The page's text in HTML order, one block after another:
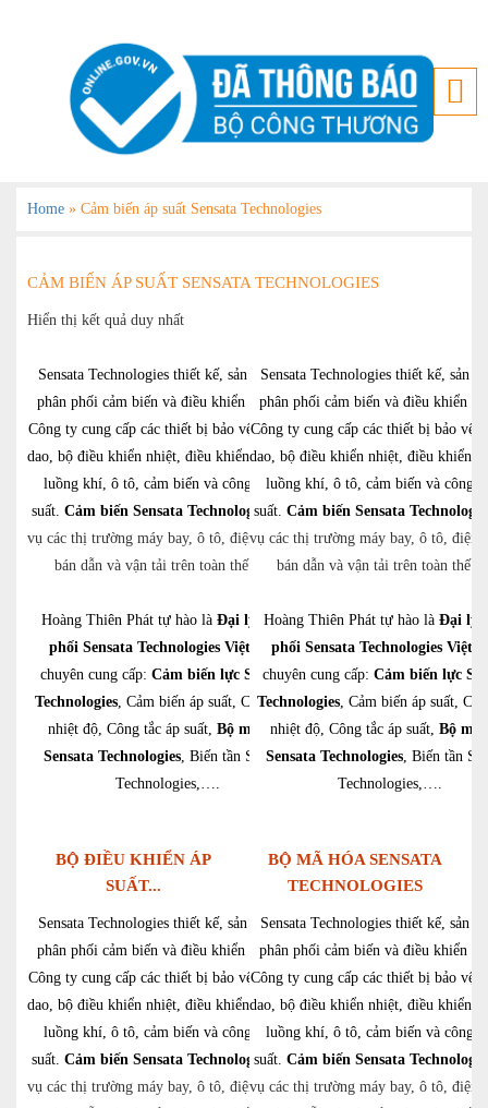
Home » Cảm biến áp suất Sensata Technologies
CẢM BIẾN ÁP SUẤT SENSATA TECHNOLOGIES
Hiển thị kết quả duy nhất
Sensata Technologies thiết kế, sản xuất và
phân phối cảm biến và điều khiển điện tử.
Công ty cung cấp các thiết bị bảo vệ pin, cầu
dao, bộ điều khiển nhiệt, điều khiển động cơ,
luồng khí, ô tô, cảm biến và công tắc áp
suất. Cảm biến Sensata Technologiesphục
vụ các thị trường máy bay, ô tô, điện tử, chất
bán dẫn và vận tải trên toàn thế giới.
Hoàng Thiên Phát tự hào là Đại lý phân
phối Sensata Technologies Việt Nam
chuyên cung cấp: Cảm biến lực Sensata
Technologies, Cảm biến áp suất, Cảm biến
nhiệt độ, Công tắc áp suất, Bộ mã hóa
Sensata Technologies, Biến tần Sensata
Technologies,….
BỘ ĐIỀU KHIỂN ÁP
SUẤT...
Sensata Technologies thiết kế, sản
phân phối cảm biến và điều khiển
Công ty cung cấp các thiết bị bảo vệ
dao, bộ điều khiển nhiệt, điều khiển
luồng khí, ô tô, cảm biến và công
suất. Cảm biến Sensata
vụ các thị trường máy bay, ô tô, điện
bán dẫn và vận tải trên toàn thế
Hoàng Thiên Phát tự hào là Đại lý
phối Sensata Technologies Việt
chuyên cung cấp: Cảm biến lực
Technologies, Cảm biến áp suất,
nhiệt độ, Công tắc áp suất, Bộ mã
Sensata Technologies, Biến tần
Technologies,….
BỘ MÃ HÓA SENSATA
TECHNOLOGIES
Sensata Technologies thiết kế, sản xuất và
phân phối cảm biến và điều khiển điện tử.
Công ty cung cấp các thiết bị bảo vệ pin, cầu
dao, bộ điều khiển nhiệt, điều khiển động cơ,
luồng khí, ô tô, cảm biến và công tắc áp
suất. Cảm biến Sensata Technologiesphục
vụ các thị trường máy bay, ô tô, điện tử, chất
Sensata Technologies thiết kế, sản
phân phối cảm biến và điều khiển
Công ty cung cấp các thiết bị bảo vệ
dao, bộ điều khiển nhiệt, điều khiển
luồng khí, ô tô, cảm biến và công
suất. Cảm biến Sensata
vụ các thị trường máy bay, ô tô, điện